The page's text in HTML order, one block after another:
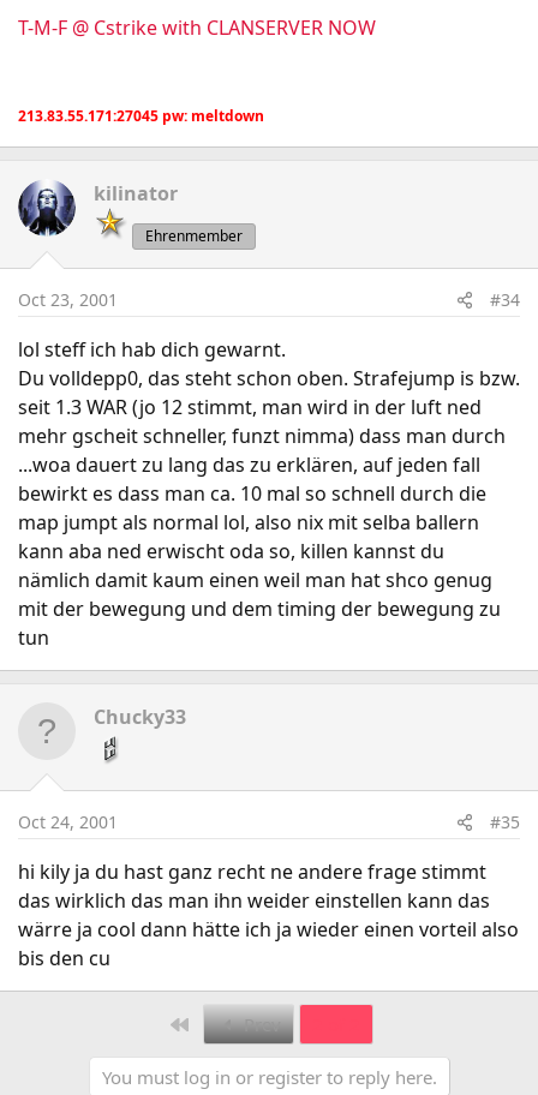
T-M-F @ Cstrike with CLANSERVER NOW
213.83.55.171:27045 pw: meltdown
kilinator
Ehrenmember
Oct 23, 2001 #34
lol steff ich hab dich gewarnt.
Du volldepp0, das steht schon oben. Strafejump is bzw.
seit 1.3 WAR (jo 12 stimmt, man wird in der luft ned
mehr gscheit schneller, funzt nimma) dass man durch
...woa dauert zu lang das zu erklären, auf jeden fall
bewirkt es dass man ca. 10 mal so schnell durch die
map jumpt als normal lol, also nix mit selba ballern
kann aba ned erwischt oda so, killen kannst du
nämlich damit kaum einen weil man hat shco genug
mit der bewegung und dem timing der bewegung zu
tun
Chucky33
Oct 24, 2001 #35
hi kily ja du hast ganz recht ne andere frage stimmt
das wirklich das man ihn weider einstellen kann das
wärre ja cool dann hätte ich ja wieder einen vorteil also
bis den cu
First Prev
You must log in or register to reply here.